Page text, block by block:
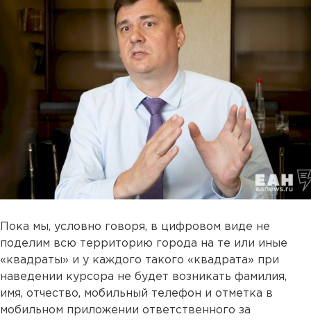
Пока мы, условно говоря, в цифровом виде не
поделим всю территорию города на те или иные
«квадраты» и у каждого такого «квадрата» при
наведении курсора не будет возникать фамилия,
имя, отчество, мобильный телефон и отметка в
мобильном приложении ответственного за